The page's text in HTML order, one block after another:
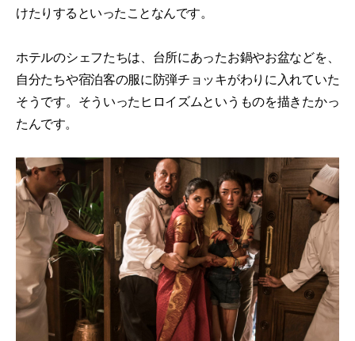
けたりするといったことなんです。
ホテルのシェフたちは、台所にあったお鍋やお盆などを、
自分たちや宿泊客の服に防弾チョッキがわりに入れていた
そうです。そういったヒロイズムというものを描きたかっ
たんです。